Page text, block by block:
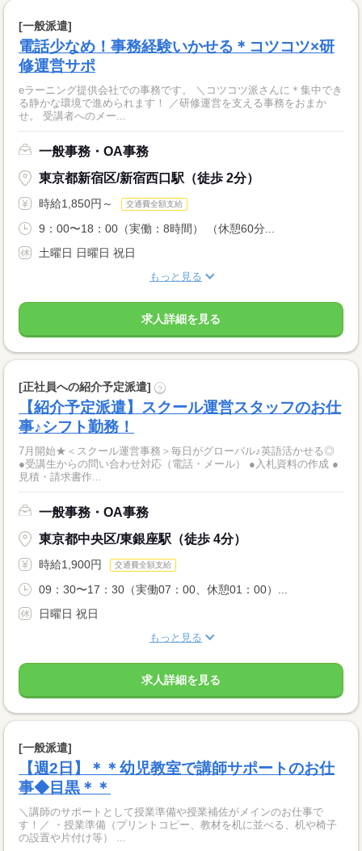
[一般派遣]
電話少なめ！事務経験いかせる＊コツコツ×研
修運営サポ
eラーニング提供会社での事務です。 ＼コツコツ派さんに＊集中でき
る静かな環境で進められます！ ／研修運営を支える事務をおまか
せ。 受講者へのメー...
一般事務・OA事務
東京都新宿区/新宿西口駅（徒歩 2分）
時給1,850円～ 交通費全額支給
9：00〜18：00（実働：8時間） （休憩60分...
土曜日 日曜日 祝日
もっと見る
求人詳細を見る
[正社員への紹介予定派遣] ?
【紹介予定派遣】スクール運営スタッフのお仕
事♪シフト勤務！
7月開始★＜スクール運営事務＞毎日がグローバル♪英語活かせる◎
●受講生からの問い合わせ対応（電話・メール） ●入札資料の作成 ●
見積・請求書作...
一般事務・OA事務
東京都中央区/東銀座駅（徒歩 4分）
時給1,900円 交通費全額支給
09：30〜17：30（実働07：00、休憩01：00）...
日曜日 祝日
もっと見る
求人詳細を見る
[一般派遣]
【週2日】＊＊幼児教室で講師サポートのお仕
事◆目黒＊＊
＼講師のサポートとして授業準備や授業補佐がメインのお仕事で
す！／ ・授業準備（プリントコピー、教材を机に並べる、机や椅子
の設置や片付け等） ...